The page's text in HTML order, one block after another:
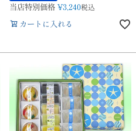
当店特別価格 ¥3,240税込
カートに入れる